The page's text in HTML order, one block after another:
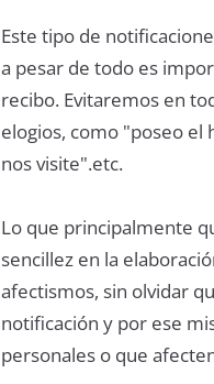
Este tipo de
a pesar de todo es
recibo. Evitaremos en
elogios, como "poseo
nos visite".etc.
Lo que principalmente
sencillez en la
afectismos, sin olvidar
notificación y por ese
personales o que